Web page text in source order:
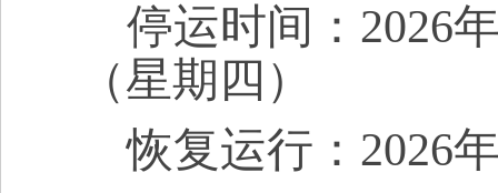
停运时间 ： 2026
（星期四 ）
恢复运行 ： 2026